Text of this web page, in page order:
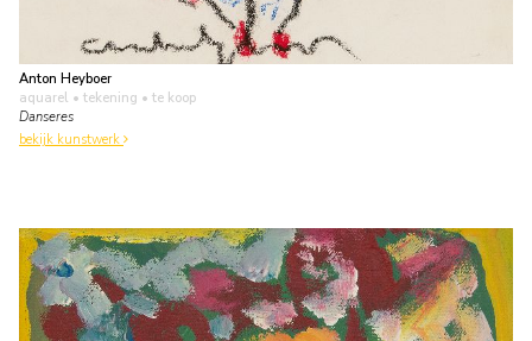
Anton Heyboer
aquarel • tekening • te koop
Danseres
bekijk kunstwerk